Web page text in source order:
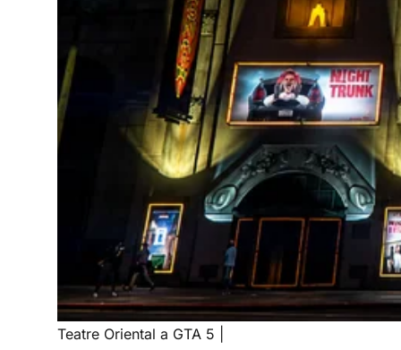
Teatre Oriental a GTA 5